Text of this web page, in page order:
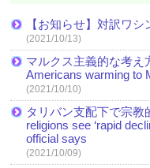
【お知らせ】対訳ワ
(2021/10/13)
マルクス主義的な考
Americans warming to
(2021/10/10)
タリバン支配下で宗
religions see ‘rapid
official says
(2021/10/09)